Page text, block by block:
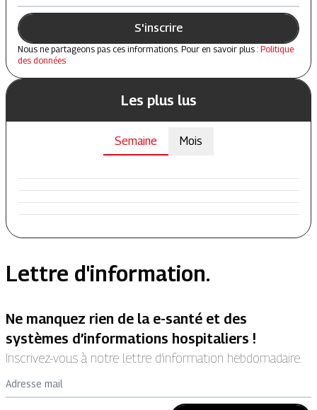
S'inscrire
Nous ne partageons pas ces informations. Pour en savoir plus : Politique
des données
Les plus lus
Semaine Mois
Lettre d'information.
Ne manquez rien de la e-santé et des
systèmes d’informations hospitaliers !
Inscrivez-vous à notre lettre d’information hebdomadaire.
Adresse mail